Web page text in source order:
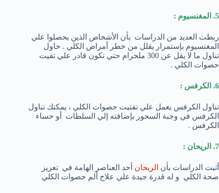
5. المغنسيوم :
ربطت العديد من الدراسات بأن الأشخاص الذين يحصلوا علي
المغنسيوم بإستمرار يقلل من خطر أمراض الكلي . حاول
تناول ما لا يقل عن 300 ملجرام حتي تكون قادر علي تفيت
حصوات الكلي .
6. الكرفس :
تناول الكرفس يعمل علي تفتيت حصوات الكلي ، يمكنك تناول
الكرفس في وجبة السحور بإضافته إلي السلطات أو حساء
الكرفس .
7. الريحان :
أثبت الدراسات بأن الريحان أحد العناصر الهامة في تعزيز
صحة الكلي و له قدرة جيدة علي علاج ألم حصوات الكلي